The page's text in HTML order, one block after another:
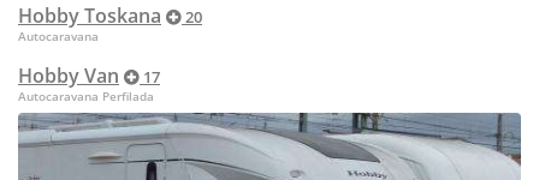
Hobby Toskana 20
Autocaravana
Hobby Van 17
Autocaravana Perfilada